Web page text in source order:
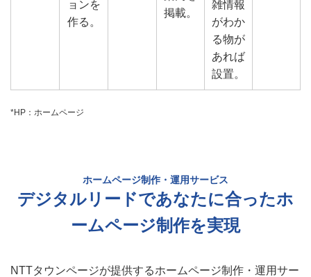
ョンを
作る。
掲載。
雑情報
がわか
る物が
あれば
設置。
*HP：ホームページ
ホームページ制作・運用サービス
デジタルリードであなたに合ったホ
ームページ制作を実現
NTTタウンページが提供するホームページ制作・運用サー